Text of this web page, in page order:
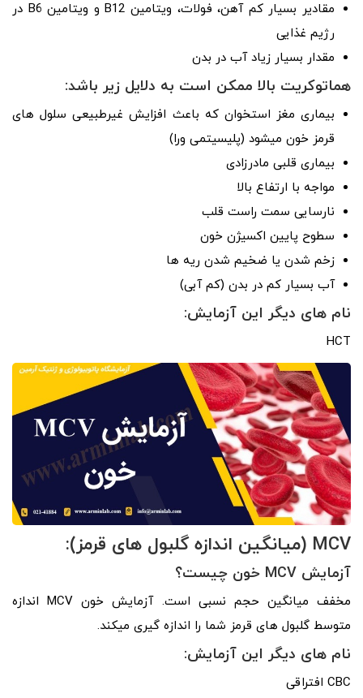
مقادیر بسیار کم آهن، فولات، ویتامین B12 و ویتامین B6 در
رژیم غذایی
مقدار بسیار زیاد آب در بدن
هماتوکریت بالا ممکن است به دلایل زیر باشد:
بیماری مغز استخوان که باعث افزایش غیرطبیعی سلول­ های
قرمز خون می­شود (پلی­سیتمی ورا)
بیماری قلبی مادرزادی
مواجه با ارتفاع بالا
نارسایی سمت راست قلب
سطوح پایین اکسیژن خون
زخم شدن یا ضخیم شدن ریه ­ها
آب بسیار کم در بدن (کم ­آبی)
نام­ های دیگر این آزمایش:
HCT
MCV (میانگین اندازه گلبول­ های قرمز):
آزمایش MCV خون چیست؟
مخفف میانگین حجم نسبی است. آزمایش خون MCV اندازه
متوسط گلبول­ های قرمز شما را اندازه­ گیری می­کند.
نام­ های دیگر این آزمایش:
CBC افتراقی